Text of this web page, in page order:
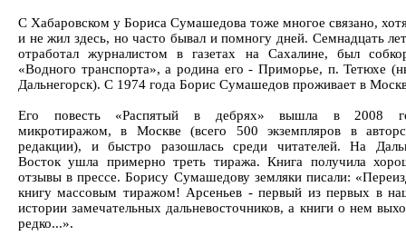
С Хабаровском у Бориса Сумашедова тоже многое связано,
и не жил здесь, но часто бывал и помногу дней. Семнадцать
отработал журналистом в газетах на Сахалине, был
«Водного транспорта», а родина его - Приморье, п. Тетюхе
Дальнегорск). С 1974 года Борис Сумашедов проживает в
Его повесть «Распятый в дебрях» вышла в 2008
микротиражом, в Москве (всего 500 экземпляров в
редакции), и быстро разошлась среди читателей. На
Восток ушла примерно треть тиража. Книга получила
отзывы в прессе. Борису Сумашедову земляки писали:
книгу массовым тиражом! Арсеньев - первый из первых в
истории замечательных дальневосточников, а книги о нем
редко...».